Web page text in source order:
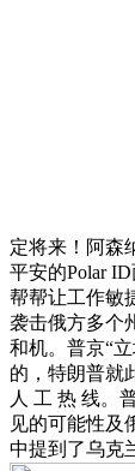
定将来！阿森
平安的Polar
帮帮让工作敏
袭击俄方多个
和机。普京“
的，特朗普就
人 工 热 线。
见的可能性及
中提到了乌克